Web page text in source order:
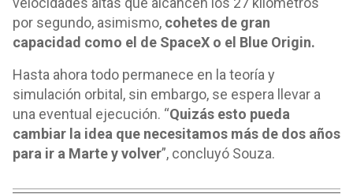
por segundo, asimismo, cohetes de gran
capacidad como el de SpaceX o el Blue Origin.
Hasta ahora todo permanece en la teoría y
simulación orbital, sin embargo, se espera llevar a
una eventual ejecución. “Quizás esto pueda
cambiar la idea que necesitamos más de dos años
para ir a Marte y volver”, concluyó Souza.